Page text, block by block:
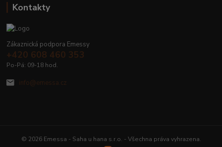
Kontakty
Zákaznická podpora Emessy
+420 608 460 353
Po-Pá: 09-18 hod.
info@emessa.cz
© 2026 Emessa - Saha u hana s.r.o. - Všechna práva vyhrazena.